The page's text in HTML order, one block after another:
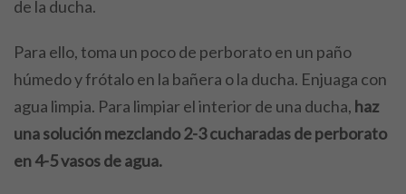
de la ducha.
Para ello, toma un poco de perborato en un paño
húmedo y frótalo en la bañera o la ducha. Enjuaga con
agua limpia. Para limpiar el interior de una ducha, haz
una solución mezclando 2-3 cucharadas de perborato
en 4-5 vasos de agua.